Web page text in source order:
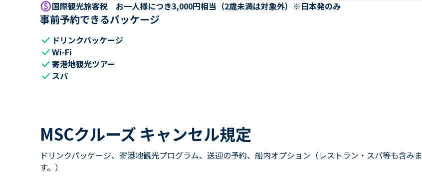
paid国際観光旅客税 お一人様につき3,000円相当（2歳未満は対象外）※日本発のみ
事前予約できるパッケージ
check ドリンクパッケージ
checkWi-Fi
check寄港地観光ツアー
check スパ
MSCクルーズ キャンセル規定
ドリンクパッケージ、寄港地観光プログラム、送迎の予約、船内オプション（レストラン・スパ等も含みま
す。）